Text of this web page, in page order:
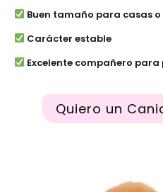
Buen tamaño para casas
Carácter estable
Excelente compañero
Quiero un